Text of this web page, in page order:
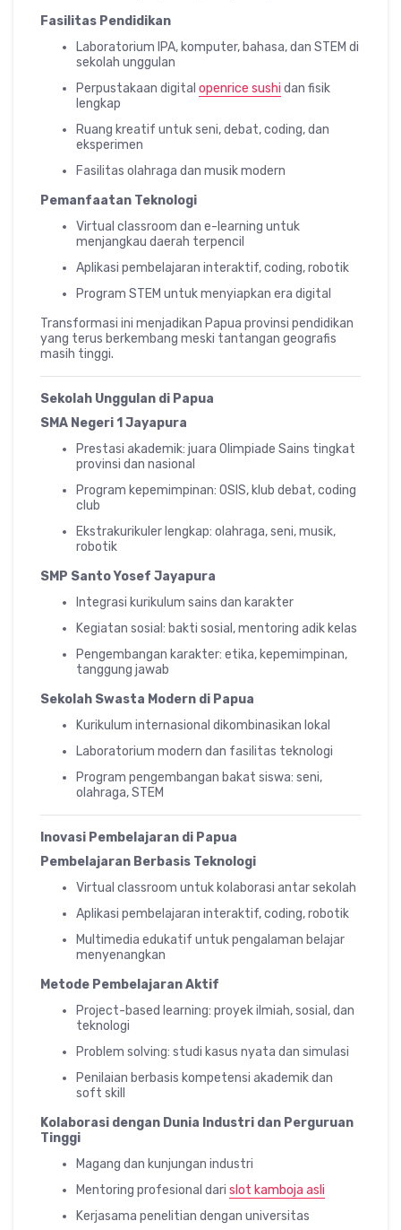
Fasilitas Pendidikan
Laboratorium IPA, komputer, bahasa, dan STEM di
sekolah unggulan
Perpustakaan digital openrice sushi dan fisik
lengkap
Ruang kreatif untuk seni, debat, coding, dan
eksperimen
Fasilitas olahraga dan musik modern
Pemanfaatan Teknologi
Virtual classroom dan e-learning untuk
menjangkau daerah terpencil
Aplikasi pembelajaran interaktif, coding, robotik
Program STEM untuk menyiapkan era digital
Transformasi ini menjadikan Papua provinsi pendidikan
yang terus berkembang meski tantangan geografis
masih tinggi.
Sekolah Unggulan di Papua
SMA Negeri 1 Jayapura
Prestasi akademik: juara Olimpiade Sains tingkat
provinsi dan nasional
Program kepemimpinan: OSIS, klub debat, coding
club
Ekstrakurikuler lengkap: olahraga, seni, musik,
robotik
SMP Santo Yosef Jayapura
Integrasi kurikulum sains dan karakter
Kegiatan sosial: bakti sosial, mentoring adik kelas
Pengembangan karakter: etika, kepemimpinan,
tanggung jawab
Sekolah Swasta Modern di Papua
Kurikulum internasional dikombinasikan lokal
Laboratorium modern dan fasilitas teknologi
Program pengembangan bakat siswa: seni,
olahraga, STEM
Inovasi Pembelajaran di Papua
Pembelajaran Berbasis Teknologi
Virtual classroom untuk kolaborasi antar sekolah
Aplikasi pembelajaran interaktif, coding, robotik
Multimedia edukatif untuk pengalaman belajar
menyenangkan
Metode Pembelajaran Aktif
Project-based learning: proyek ilmiah, sosial, dan
teknologi
Problem solving: studi kasus nyata dan simulasi
Penilaian berbasis kompetensi akademik dan
soft skill
Kolaborasi dengan Dunia Industri dan Perguruan
Tinggi
Magang dan kunjungan industri
Mentoring profesional dari slot kamboja asli
Kerjasama penelitian dengan universitas